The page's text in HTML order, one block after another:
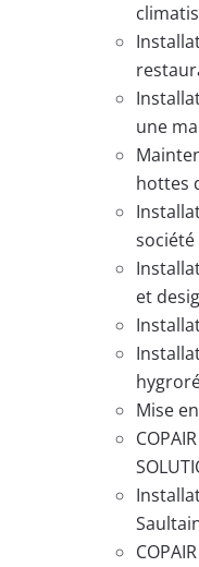
une
hottes
société
et
Mise